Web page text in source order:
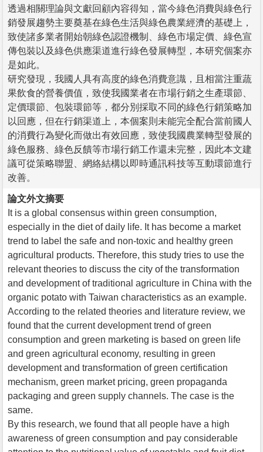
透過相關理論與文獻回顧內容得知，當今綠色消費與綠色行
銷發展趨勢主要奠基在綠色生活與綠色農業經濟的基礎上，
致使諸多業者開始朝綠色認證機制、綠色市場定價、綠色宣
傳包裝以及綠色供應渠道進行綠色發展轉型，本研究個案亦
是如此。
研究發現，我國人具有高度的綠色消費意識，且相當注重蔬
果飲食的營養價值，致使我國業者在市場行銷之生產環節、
定價環節、包裝環節等，都分別採取不同的綠色行銷策略加
以回應，但在行銷渠道上，本個案則未能完全配合當前國人
的消費行為變化而做出有效回應，致使我國農業轉型發展的
綠色服務、綠色反饋等市場行銷工作還未完整，因此本文建
議可從策略聯盟、網絡結構以即時通訊科技等互動環節進行
改善。
論文外文摘要
It is a global consensus within green consumption,
especially in the diet of daily life. It has become a market
trend to label the safe and non-toxic and healthy green
agricultural products. Therefore, this study tries to use the
relevant theories to discuss the city of the transformation
and development of traditional agriculture in China with the
organic potato with Taiwan characteristics as an example.
According to the related theories and literature review, we
found that the current development trend of green
consumption and green marketing is based on green life
and green agricultural economy, resulting in green
development and transformation of green certification
mechanism, green market pricing, green propaganda
packaging and green supply channels. The case is the
same.
By this research, we found that all people have a high
awareness of green consumption and pay considerable